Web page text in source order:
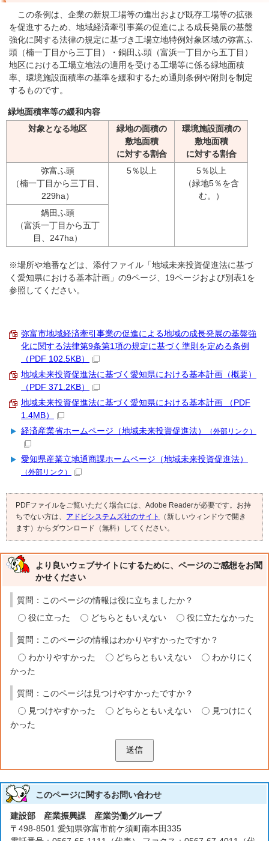
この条例は、企業の新規工場等の進出および既存工場等の拡張
を促進するため、地域経済牽引事業の促進による成長発展の基盤
強化に関する法律の規定に基づき工場立地特例対象区域の弥富ふ
頭（楠一丁目から三丁目）・鍋田ふ頭（富浜一丁目から五丁目）
地区における工場立地法の適用を受ける工場等に係る緑地面積
率、環境施設面積率の基準を緩和するため通則条例や附則を制定
するものです。
緑地面積率等の緩和内容
対象となる地区
緑地の面積の
敷地面積
に対する割合
環境施設面積の
敷地面積
に対する割合
弥富ふ頭
（楠一丁目から三丁目、
229ha）
5％以上
5％以上
（緑地5％を含
む。）
鍋田ふ頭
（富浜一丁目から五丁
目、247ha）
※場所や地番などは、添付ファイル「地域未来投資促進法に基づ
く愛知県における基本計画」の9ページ、19ページおよび別表1を
参照してください。
弥富市地域経済牽引事業の促進による地域の成長発展の基盤強
化に関する法律第9条第1項の規定に基づく準則を定める条例
（PDF 102.5KB）
地域未来投資促進法に基づく愛知県における基本計画（概要）
（PDF 371.2KB）
地域未来投資促進法に基づく愛知県における基本計画 （PDF
1.4MB）
経済産業省ホームページ（地域未来投資促進法）
（外部リンク）
愛知県産業立地通商課ホームページ（地域未来投資促進法）
（外部リンク）
PDFファイルをご覧いただく場合には、Adobe Readerが必要です。お持
ちでない方は、 アドビシステムズ社のサイト
（新しいウィンドウで開き
ます）からダウンロード（無料）してください。
より良いウェブサイトにするために、ページのご感想をお聞
かせください
質問：このページの情報は役に立ちましたか？
役に立った
どちらともいえない 役に立たなかった
質問：このページの情報はわかりやすかったですか？
わかりやすかった
どちらともいえない
わかりにく
かった
質問：このページは見つけやすかったですか？
見つけやすかった
どちらともいえない
見つけにく
かった
送信
このページに関するお問い合わせ
建設部 産業振興課 産業労働グループ
〒498-8501 愛知県弥富市前ケ須町南本田335